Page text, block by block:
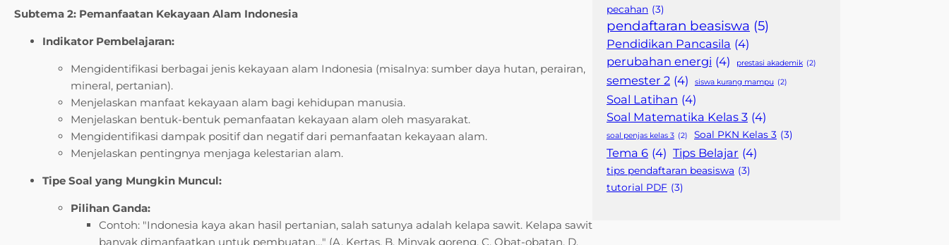
Subtema 2: Pemanfaatan Kekayaan Alam Indonesia
Indikator Pembelajaran:
Mengidentifikasi berbagai jenis kekayaan alam Indonesia (misalnya: sumber daya hutan, perairan,
mineral, pertanian).
Menjelaskan manfaat kekayaan alam bagi kehidupan manusia.
Menjelaskan bentuk-bentuk pemanfaatan kekayaan alam oleh masyarakat.
Mengidentifikasi dampak positif dan negatif dari pemanfaatan kekayaan alam.
Menjelaskan pentingnya menjaga kelestarian alam.
Tipe Soal yang Mungkin Muncul:
Pilihan Ganda:
Contoh: "Indonesia kaya akan hasil pertanian, salah satunya adalah kelapa sawit. Kelapa sawit
banyak dimanfaatkan untuk pembuatan…" (A. Kertas, B. Minyak goreng, C. Obat-obatan, D.
pecahan (3)
pendaftaran beasiswa (5)
Pendidikan Pancasila (4)
perubahan energi (4) prestasi akademik (2)
semester 2 (4) siswa kurang mampu (2)
Soal Latihan (4)
Soal Matematika Kelas 3 (4)
soal penjas kelas 3 (2) Soal PKN Kelas 3 (3)
Tema 6 (4) Tips Belajar (4)
tips pendaftaran beasiswa (3)
tutorial PDF (3)